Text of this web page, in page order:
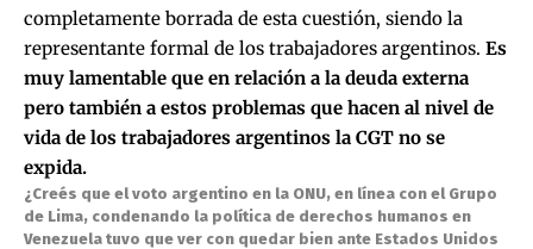
completamente borrada de esta cuestión, siendo la
representante formal de los trabajadores argentinos. Es
muy lamentable que en relación a la deuda externa
pero también a estos problemas que hacen al nivel de
vida de los trabajadores argentinos la CGT no se
expida.
¿Creés que el voto argentino en la ONU, en línea con el Grupo
de Lima, condenando la política de derechos humanos en
Venezuela tuvo que ver con quedar bien ante Estados Unidos